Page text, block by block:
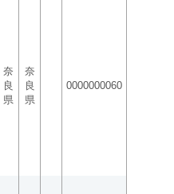
奈
良
県
奈
良
県
0000000060